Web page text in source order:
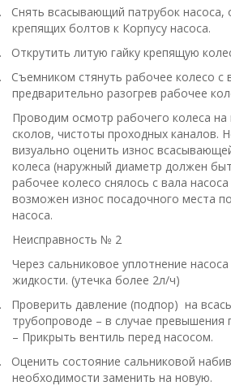
Снять всасывающий патрубок насоса,
крепящих болтов к Корпусу насоса.
Открутить литую гайку крепящую
Съемником стянуть рабочее колесо с
предварительно разогрев рабочее
Проводим осмотр рабочего колеса
сколов, чистоты проходных каналов.
визуально оценить износ
колеса (наружный диаметр должен
рабочее колесо снялось с вала насоса
возможен износ посадочного места
насоса.
Неисправность № 2
Через сальниковое уплотнение насоса
жидкости. (утечка более 2л/ч)
Проверить давление (подпор) на
трубопроводе – в случае превышения
– Прикрыть вентиль перед насосом.
Оценить состояние сальниковой
необходимости заменить на новую.